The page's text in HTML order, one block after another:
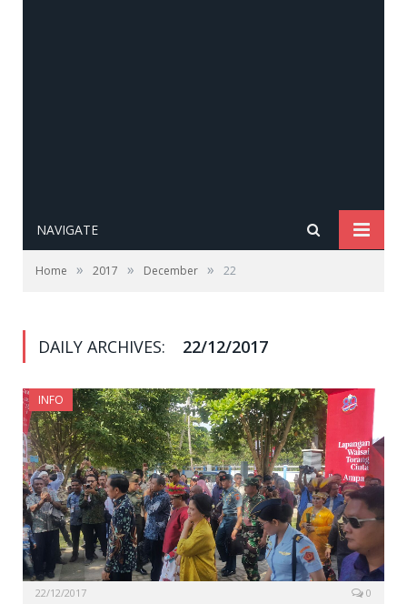
NAVIGATE
Home » 2017 » December » 22
DAILY ARCHIVES: 22/12/2017
INFO
22/12/2017 0